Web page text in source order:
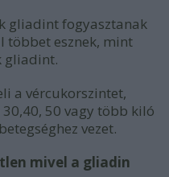
gliadint fogyasztanak
többet esznek, mint
gliadint.
a vércukorszintet,
50 vagy több kiló
vezet.
mivel a gliadin